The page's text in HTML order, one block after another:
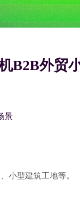
B2B外贸
景
小型建筑工地等。